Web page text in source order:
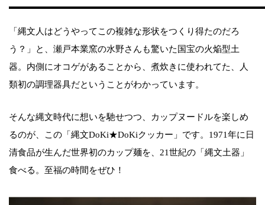
「縄文人はどうやってこの複雑な形状をつくり得たのだろ
う？」と、瀬戸本業窯の水野さんも驚いた国宝の火焔型土
器。内側にオコゲがあることから、煮炊きに使われてた、人
類初の調理器具だということがわかっています。
そんな縄文時代に想いを馳せつつ、カップヌードルを楽しめ
るのが、この「縄文DoKi★DoKiクッカー」です。1971年に日
清食品が生んだ世界初のカップ麺を、21世紀の「縄文土器」
食べる。至福の時間をぜひ！